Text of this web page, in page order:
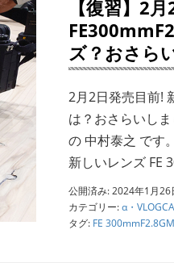
【復習】2
ズ？おさら
2月2日発売目前!
は？おさらいし
の 中村泰之 です
新しいレンズ FE
公開済み: 2024年1月26
カテゴリー:α・
タグ: FE